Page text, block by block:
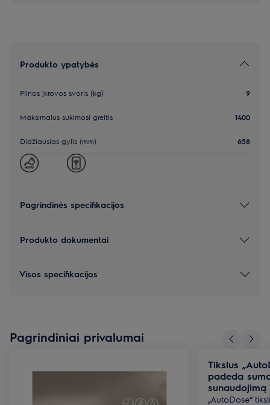
Produkto ypatybės
Pilnos įkrovos svoris (kg) 9
Maksimalus sukimosi greitis 1400
Didžiausias gylis (mm) 658
Pagrindinės specifikacijos
Produkto dokumentai
Visos specifikacijos
Pagrindiniai privalumai
Tikslus
padeda
sunaudojimą
„AutoDose“